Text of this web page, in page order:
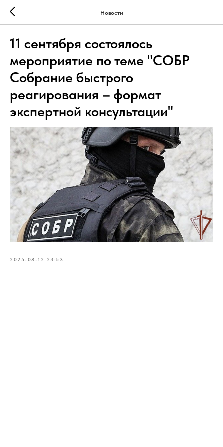
Новости
11 сентября состоялось
мероприятие по теме "СОБР
Собрание быстрого
реагирования – формат
экспертной консультации"
2025-08-12 23:53